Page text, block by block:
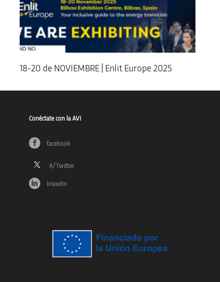
18-20 de NOVIEMBRE | Enlit Europe 2025
Conéctate con la AVI
facebook
linkedin